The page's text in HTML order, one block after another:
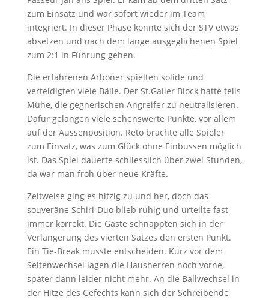
zum Einsatz und war sofort wieder im Team
integriert. In dieser Phase konnte sich der STV etwas
absetzen und nach dem lange ausgeglichenen Spiel
zum 2:1 in Führung gehen.
Die erfahrenen Arboner spielten solide und
verteidigten viele Bälle. Der St.Galler Block hatte teils
Mühe, die gegnerischen Angreifer zu neutralisieren.
Dafür gelangen viele sehenswerte Punkte, vor allem
auf der Aussenposition. Reto brachte alle Spieler
zum Einsatz, was zum Glück ohne Einbussen möglich
ist. Das Spiel dauerte schliesslich über zwei Stunden,
da war man froh über neue Kräfte.
Zeitweise ging es hitzig zu und her, doch das
souveräne Schiri-Duo blieb ruhig und urteilte fast
immer korrekt. Die Gäste schnappten sich in der
Verlängerung des vierten Satzes den ersten Punkt.
Ein Tie-Break musste entscheiden. Kurz vor dem
Seitenwechsel lagen die Hausherren noch vorne,
später dann leider nicht mehr. An die Ballwechsel in
der Hitze des Gefechts kann sich der Schreibende